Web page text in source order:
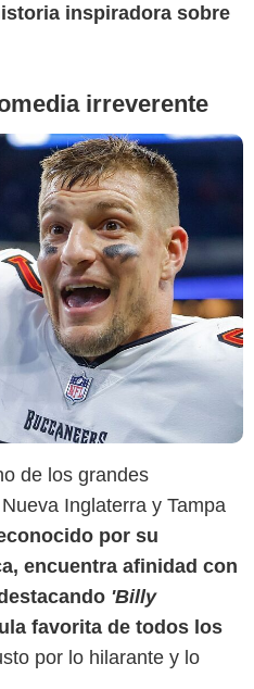
inspiradora sobre
irreverente
de los grandes
Inglaterra y Tampa
por su
encuentra afinidad con
'Billy
favorita de todos los
por lo hilarante y lo
Bowl